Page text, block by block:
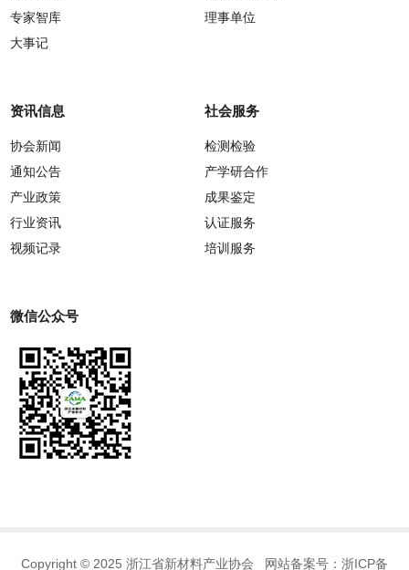
专家智库
大事记
理事单位
资讯信息
协会新闻
通知公告
产业政策
行业资讯
视频记录
社会服务
检测检验
产学研合作
成果鉴定
认证服务
培训服务
微信公众号
Copyright © 2025 浙江省新材料产业协会 网站备案号： 浙ICP备